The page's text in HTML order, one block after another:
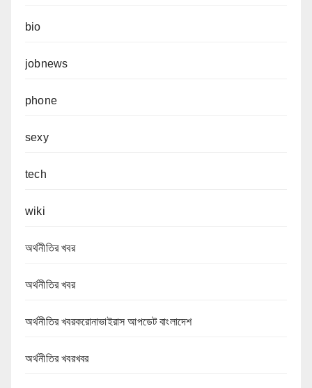
bio
jobnews
phone
sexy
tech
wiki
অর্থনীতির খবর
অর্থনীতির খবর
অর্থনীতির খবরকরোনাভাইরাস আপডেট বাংলাদেশ
অর্থনীতির খবরখবর